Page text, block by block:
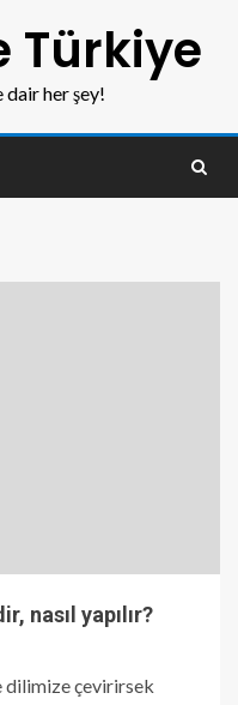
Türkiye
her şey!
nasıl yapılır?
dilimize çevirirsek